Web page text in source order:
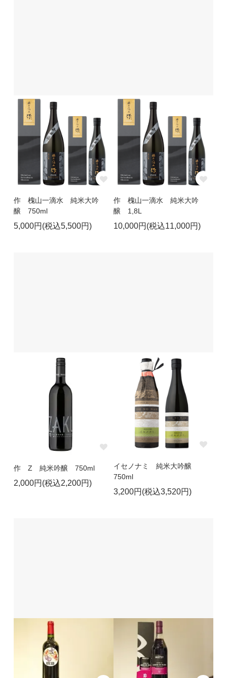
作 槐山一滴水 純米大吟
醸 750ml
5,000円(税込5,500円)
作 槐山一滴水 純米大吟
醸 1,8L
10,000円(税込11,000円)
作 Z 純米吟醸 750ml
2,000円(税込2,200円)
イセノナミ 純米大吟醸
750ml
3,200円(税込3,520円)